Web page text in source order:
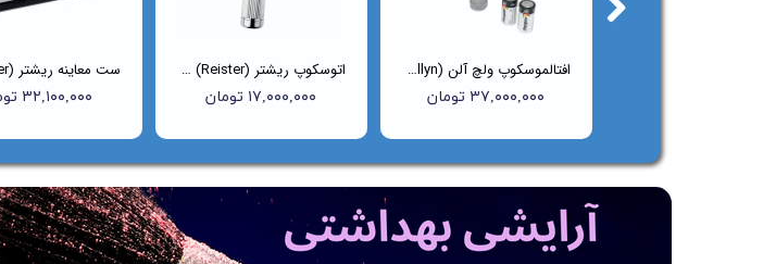
۳۲,۱۰۰,۰۰۰ تومان
اتوسکوپ ریشتر (Reister) مدل Uni-I کد 2010
۱۷,۰۰۰,۰۰۰ تومان
افتالموسکوپ ولچ آلن (Welch Allyn) مدل 11710
۳۷,۰۰۰,۰۰۰ تومان